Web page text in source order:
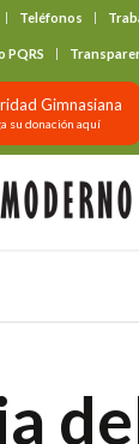
Teléfonos
PQRS
Gimnasiana
su donación aquí